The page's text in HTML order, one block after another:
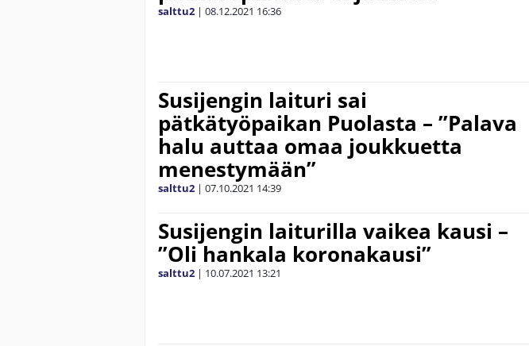
salttu2 | 08.12.2021 16:36
Susijengin laituri sai
pätkätyöpaikan Puolasta – ”Palava
halu auttaa omaa joukkuetta
menestymään”
salttu2 | 07.10.2021 14:39
Susijengin laiturilla vaikea kausi –
”Oli hankala koronakausi”
salttu2 | 10.07.2021 13:21